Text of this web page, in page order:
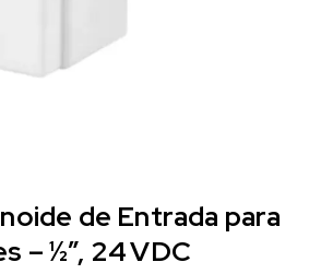
de Entrada para
– ½”, 24 VDC